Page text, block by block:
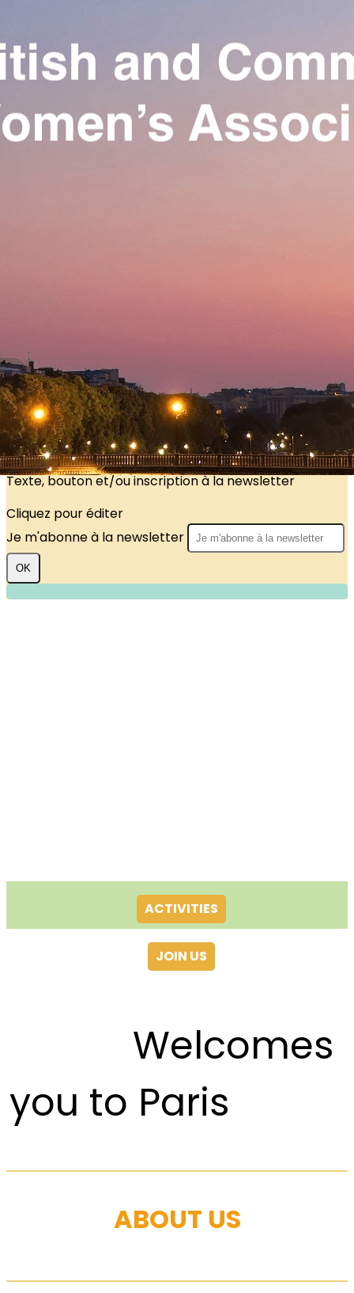
Exporter uniquement les colonnes affichées
Ajoutez un logo, un bouton, des réseaux sociaux
Our Association
Activities
Join us
?>
Images de la page d'accueil
Cliquez pour éditer
Texte, bouton et/ou inscription à la newsletter
Cliquez pour éditer
Je m'abonne à la newsletter
OK
ACTIVITIES
JOIN US
Welcomes
you to Paris
ABOUT US